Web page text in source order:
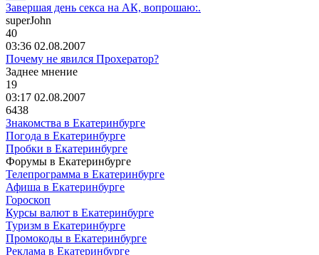
Завершая день секса на АК, вопрошаю:.
superJohn
40
03:36 02.08.2007
Почему не явился Прохератор?
Заднее мнение
19
03:17 02.08.2007
6438
Знакомства в Екатеринбурге
Погода в Екатеринбурге
Пробки в Екатеринбурге
Форумы в Екатеринбурге
Телепрограмма в Екатеринбурге
Афиша в Екатеринбурге
Гороскоп
Курсы валют в Екатеринбурге
Туризм в Екатеринбурге
Промокоды в Екатеринбурге
Реклама в Екатеринбурге